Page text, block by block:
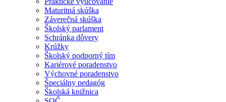
Maturitná skúška
Záverečná skúška
Školský parlament
Schránka dôvery
Krúžky
Školský podporný tím
Kariérové poradenstvo
Výchovné poradenstvo
Špeciálny pedagóg
Školská knižnica